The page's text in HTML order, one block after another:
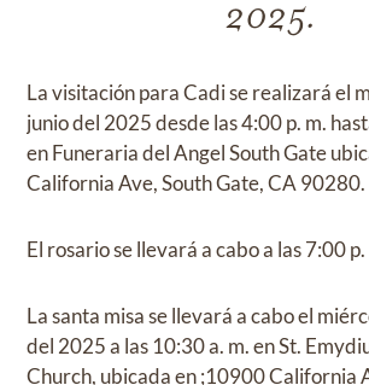
2025.
La visitación para Cadi se realizará el
junio del 2025 desde las 4:00 p. m.
en Funeraria del Angel South Gate
California Ave, South Gate, CA 90280.
El rosario se llevará a cabo a las 7:00 p.
La santa misa se llevará a cabo el
del 2025 a las 10:30 a. m. en St.
Church, ubicada en ;10900 California